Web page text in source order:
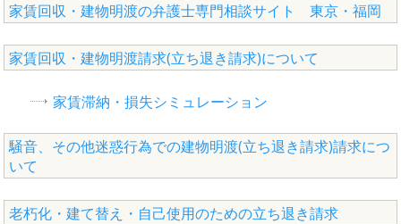
家賃回収・建物明渡の弁護士専門相談サイト 東京・福岡
家賃回収・建物明渡請求(立ち退き請求)について
家賃滞納・損失シミュレーション
騒音、その他迷惑行為での建物明渡(立ち退き請求)請求につ
いて
老朽化・建て替え・自己使用のための立ち退き請求